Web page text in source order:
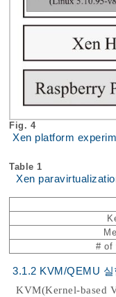
Fig. 4
Xen platform
Table 1
Xen
# of
3.1.2 KVM/QEMU 실
KVM(Kernel-based